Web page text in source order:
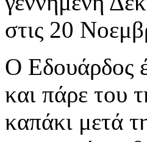
στις 20
O Εδουάρδος
και πάρε του
καπάκι μετά